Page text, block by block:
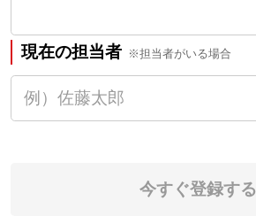
現在の担当者 ※担当者がいる場合
今すぐ登録する